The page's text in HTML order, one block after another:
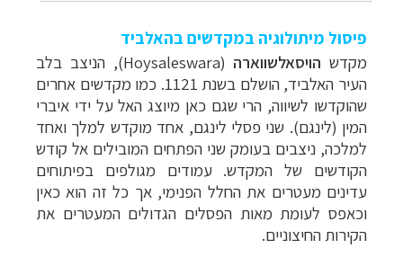
פיסול מיתולוגיה במקדשים בהאלביד
מקדש הויסאלשווארה (
Hoysaleswara), הניצב בלב
העיר האלביד, הושלם בשנת 1121. כמו מקדשים אחרים
שהוקדשו לשיווה, הרי שגם כאן מיוצג האל על ידי איברי
המין (לינגם). שני פסלי לינגם, אחד מוקדש למלך ואחד
למלכה, ניצבים בעומק שני הפתחים המובילים אל קודש
הקודשים של המקדש. עמודים מגולפים בפיתוחים
עדינים מעטרים את החלל הפנימי, אך כל זה הוא כאין
וכאפס לעומת מאות הפסלים הגדולים המעטרים את
הקירות החיצוניים.